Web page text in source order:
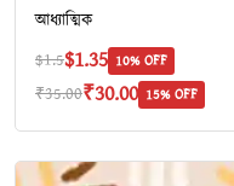
আধ্যাত্মিক
$1.5$1.35 10% OFF
₹35.00₹30.00 15% OFF